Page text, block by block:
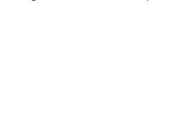
fascinerende blanding af
Dette er Italiens største
et vidunderligt sted for en
1545 i Padua: Som verdens
repræsenterer denne have et
Et af Europas ældste
forståelse af